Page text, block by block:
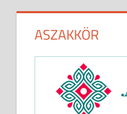
ASZAKKÖR